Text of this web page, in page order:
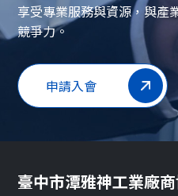
享受專業服務與資源，與產
競爭力。
申請入會
臺中市潭雅神工業廠